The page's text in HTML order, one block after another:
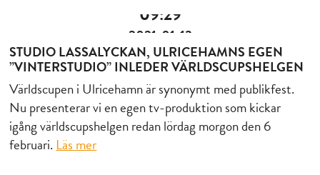
09:29
2021-01-13
STUDIO LASSALYCKAN, ULRICEHAMNS EGEN
”VINTERSTUDIO” INLEDER VÄRLDSCUPSHELGEN
Världscupen i Ulricehamn är synonymt med publikfest.
Nu presenterar vi en egen tv-produktion som kickar
igång världscupshelgen redan lördag morgon den 6
februari. Läs mer